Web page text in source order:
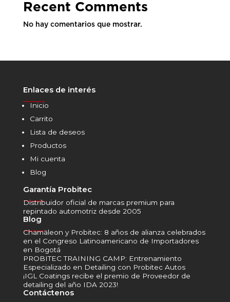
Recent Comments
No hay comentarios que mostrar.
Enlaces de interés
Inicio
Carrito
Lista de deseos
Productos
Mi cuenta
Blog
Garantía Probitec
______
Distribuidor oficial de marcas premium para
repintado automotriz desde 2005
Blog
______
Chamäleon y Probitec: 8 años de alianza celebrados
en el Congreso Latinoamericano de Importadores
en Bogotá
PROBITEC TRAINING CAMP: Entrenamiento
Especializado en Detailing con Probitec Autos
¡IGL Coatings recibe el premio de Proveedor de
detailing del año IDA 2023!
Contáctenos